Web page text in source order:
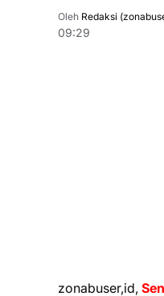
Oleh Redaksi
09:29
zonabuser,id,